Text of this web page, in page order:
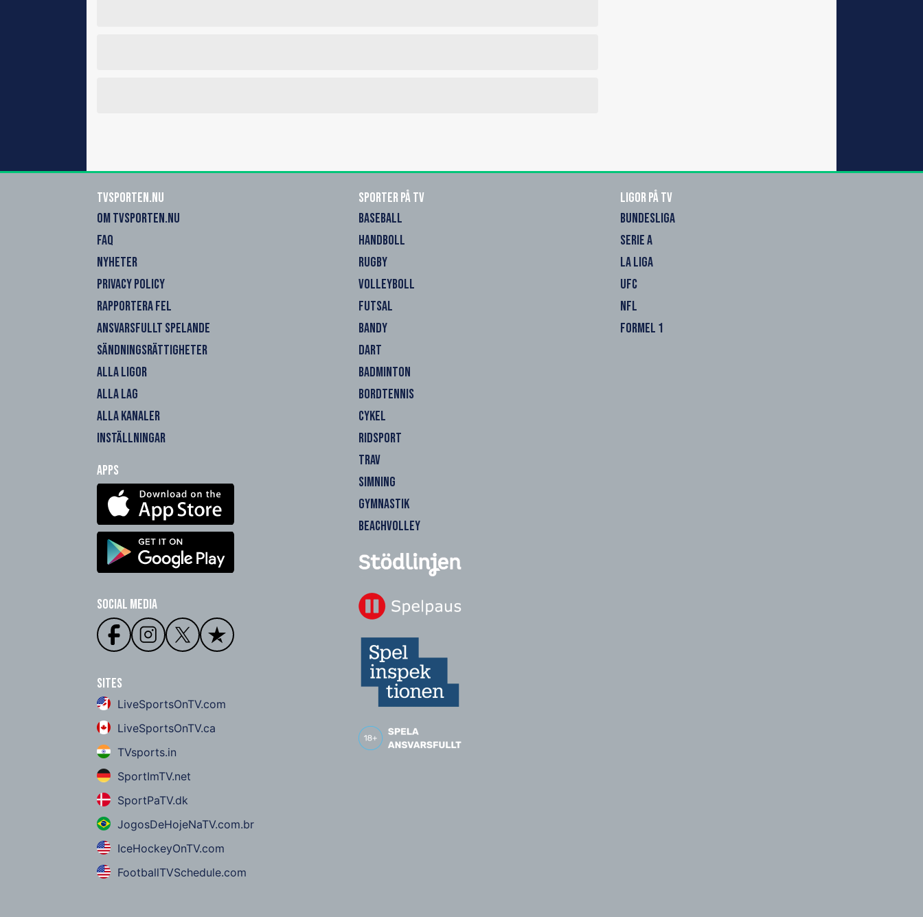
Tvsporten.nu
OM TVSPORTEN.NU
FAQ
NYHETER
PRIVACY POLICY
RAPPORTERA FEL
ANSVARSFULLT SPELANDE
SÄNDNINGSRÄTTIGHETER
ALLA LIGOR
ALLA LAG
ALLA KANALER
INSTÄLLNINGAR
Apps
Social Media
Sites
LiveSportsOnTV.com
LiveSportsOnTV.ca
TVsports.in
SportImTV.net
SportPaTV.dk
JogosDeHojeNaTV.com.br
IceHockeyOnTV.com
FootballTVSchedule.com
Sporter på TV
BASEBALL
HANDBOLL
RUGBY
VOLLEYBOLL
FUTSAL
BANDY
DART
BADMINTON
BORDTENNIS
CYKEL
RIDSPORT
TRAV
SIMNING
GYMNASTIK
BEACHVOLLEY
Ligor på TV
BUNDESLIGA
SERIE A
LA LIGA
UFC
NFL
FORMEL 1